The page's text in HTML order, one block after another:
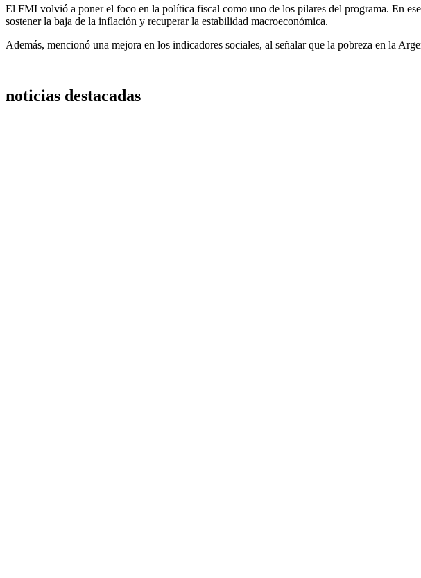
El FMI volvió a poner el foco en la política fiscal como uno de los pilares del programa. En
sostener la baja de la inflación y recuperar la estabilidad macroeconómica.
Además, mencionó una mejora en los indicadores sociales, al señalar que la pobreza en la
noticias destacadas